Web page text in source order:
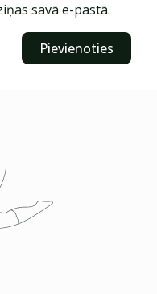
savā e-pastā.
Pievienoties